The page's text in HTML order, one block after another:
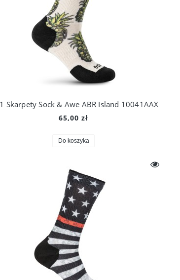
Skarpety Sock & Awe ABR Island 10041AAX
65,00 zł
Do koszyka